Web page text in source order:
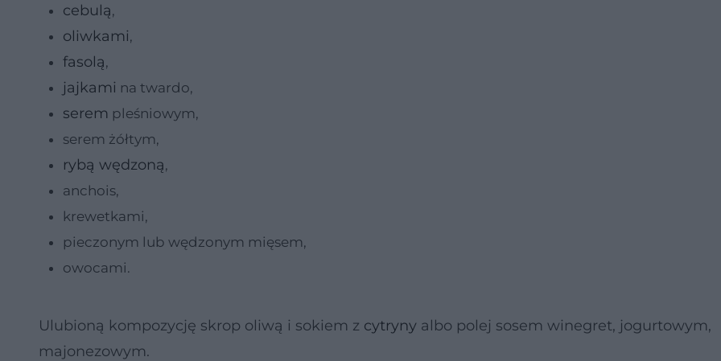
cebulą,
oliwkami,
fasolą,
jajkami na twardo,
serem pleśniowym,
serem żółtym,
rybą wędzoną,
anchois,
krewetkami,
pieczonym lub wędzonym mięsem,
owocami.
Ulubioną kompozycję skrop oliwą i sokiem z cytryny albo polej sosem winegret, jogurtowym,
majonezowym.